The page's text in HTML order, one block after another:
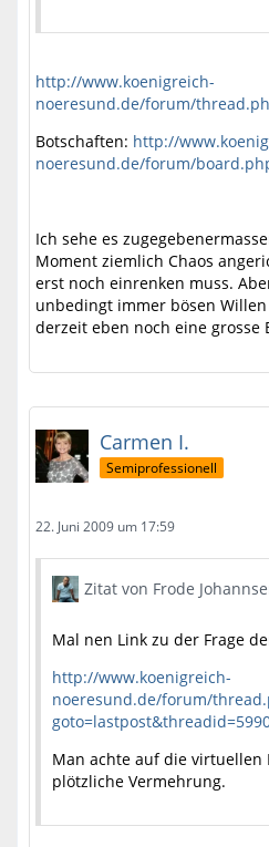
http://www.koenigreich-
noeresund.de/forum/
Botschaften: http://
noeresund.de/forum/
Ich sehe es
Moment ziemlich Chaos
erst noch einrenken muss.
unbedingt immer bösen
derzeit eben noch eine grosse
Carmen I.
Semiprofessionell
22. Juni 2009 um 17:59
Zitat von Frode
Mal nen Link zu der Frage
http://www.koenigreich-
noeresund.de/forum/
Man achte auf die
plötzliche Vermehrung.